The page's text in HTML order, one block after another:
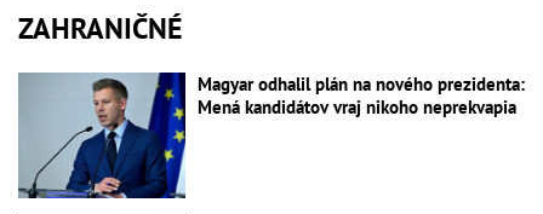
ZAHRANIČNÉ
Magyar odhalil plán na nového prezidenta:
Mená kandidátov vraj nikoho neprekvapia